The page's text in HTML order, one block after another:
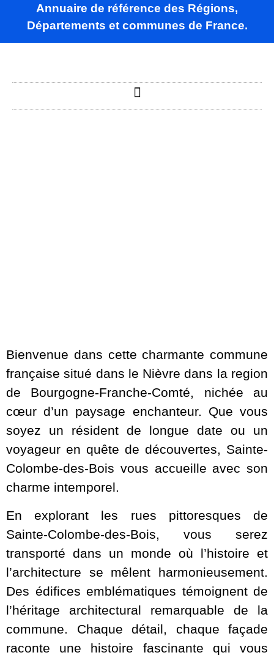
Annuaire de référence des Régions,
Départements et communes de France.
Bienvenue dans cette charmante commune
française situé dans le Nièvre dans la region
de Bourgogne-Franche-Comté, nichée au
cœur d’un paysage enchanteur. Que vous
soyez un résident de longue date ou un
voyageur en quête de découvertes, Sainte-
Colombe-des-Bois vous accueille avec son
charme intemporel.
En explorant les rues pittoresques de
Sainte-Colombe-des-Bois, vous serez
transporté dans un monde où l’histoire et
l’architecture se mêlent harmonieusement.
Des édifices emblématiques témoignent de
l’héritage architectural remarquable de la
commune. Chaque détail, chaque façade
raconte une histoire fascinante qui vous